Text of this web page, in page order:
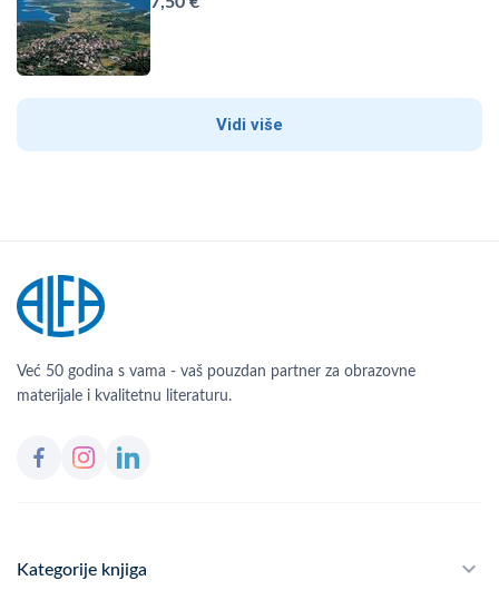
Vidi više
Već 50 godina s vama - vaš pouzdan partner za obrazovne
materijale i kvalitetnu literaturu.
Kategorije knjiga